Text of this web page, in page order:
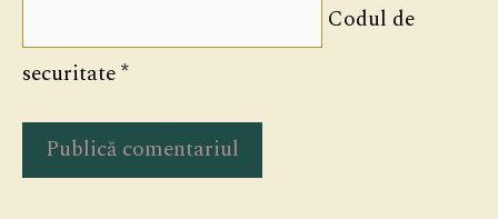
Codul de
securitate*